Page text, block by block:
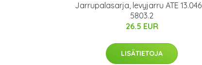
Jarrupalasarja, levyjarru ATE
5803.2
26.5 EUR
LISÄTIETOJA